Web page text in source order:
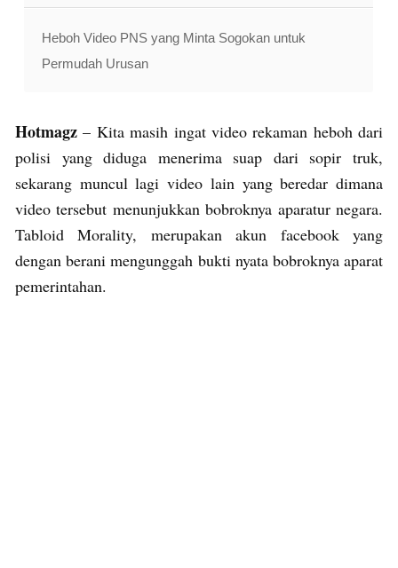
Heboh Video PNS yang Minta Sogokan untuk
Permudah Urusan
Hotmagz – Kita masih ingat video rekaman heboh dari
polisi yang diduga menerima suap dari sopir truk,
sekarang muncul lagi video lain yang beredar dimana
video tersebut menunjukkan bobroknya aparatur negara.
Tabloid Morality, merupakan akun facebook yang
dengan berani mengunggah bukti nyata bobroknya aparat
pemerintahan.